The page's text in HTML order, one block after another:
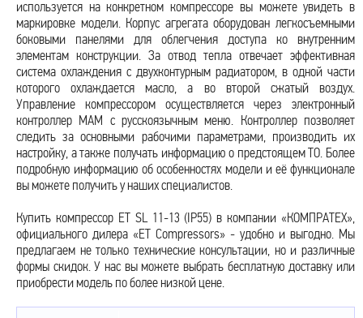
используется на конкретном компрессоре вы можете увидеть в
маркировке модели. Корпус агрегата оборудован легкосъемными
боковыми панелями для облегчения доступа ко внутренним
элементам конструкции. За отвод тепла отвечает эффективная
система охлаждения с двухконтурным радиатором, в одной части
которого охлаждается масло, а во второй сжатый воздух.
Управление компрессором осуществляется через электронный
контроллер МАМ с русскоязычным меню. Контроллер позволяет
следить за основными рабочими параметрами, производить их
настройку, а также получать информацию о предстоящем ТО. Более
подробную информацию об особенностях модели и её функционале
вы можете получить у наших специалистов.
Купить компрессор ET SL 11-13 (IP55) в компании «КОМПРАТЕХ»,
официального дилера «ET Compressors» - удобно и выгодно. Мы
предлагаем не только технические консультации, но и различные
формы скидок. У нас вы можете выбрать бесплатную доставку или
приобрести модель по более низкой цене.